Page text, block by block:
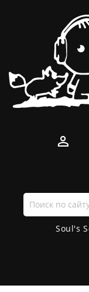
Поиск
по
сайту
Soul's